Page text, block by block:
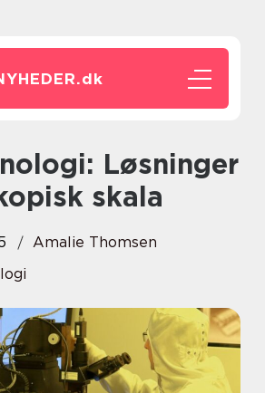
dk
skala
Amalie Thomsen